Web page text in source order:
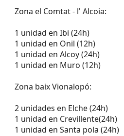
Zona el Comtat - l' Alcoia:
1 unidad en Ibi (24h)
1 unidad en Onil (12h)
1 unidad en Alcoy (24h)
1 unidad en Muro (12h)
Zona baix Vionalopó:
2 unidades en Elche (24h)
1 unidad en Crevillente(24h)
1 unidad en Santa pola (24h)